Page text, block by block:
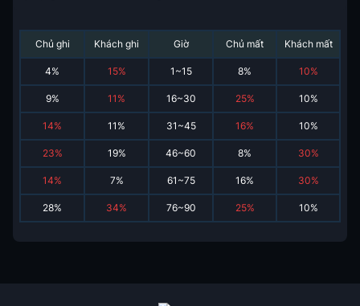
Chủ ghi Khách ghi Giờ Chủ mất Khách mất
4% 15% 1~15 8% 10%
9% 11 % 16~30 25% 10%
14% 11 % 31~45 16% 10%
23% 19% 46~60 8% 30%
14% 7% 61~75 16% 30%
28% 34% 76~90 25% 10%